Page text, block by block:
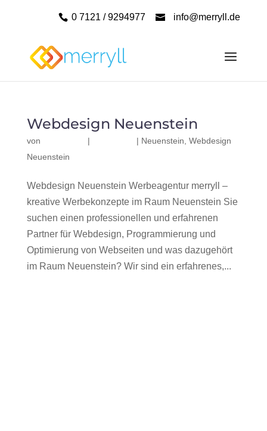
0 7121 / 9294977 info@merryll.de
Webdesign Neuenstein
von | | Neuenstein Webdesign
Neuenstein
Webdesign Neuenstein Werbeagentur merryll –
kreative Werbekonzepte im Raum Neuenstein Sie
suchen einen professionellen und erfahrenen
Partner für Webdesign, Programmierung und
Optimierung von Webseiten und was dazugehört
im Raum Neuenstein? Wir sind ein erfahrenes,...